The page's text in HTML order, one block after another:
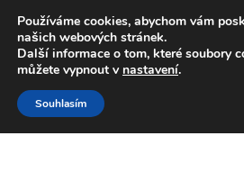
DOPRAVA od
Volejte po-pá 9-16
Přeskočit
na
navigaci
Přejít
k
obsahu
Používáme cookies, abychom vám
našich webových stránek.
Další informace o tom, které soubory
můžete vypnout v nastavení.
Souhlasím